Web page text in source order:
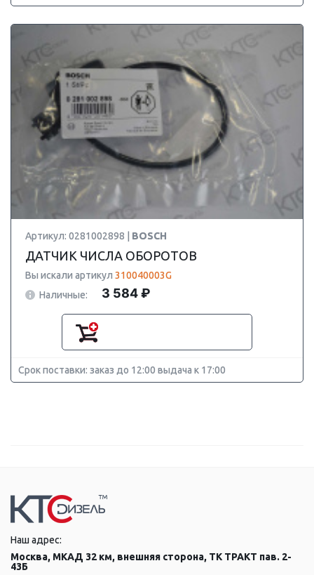
Артикул: 0281002898 | BOSCH
ДАТЧИК ЧИСЛА ОБОРОТОВ
Вы искали артикул 310040003G
Наличные:
3 584 ₽
Срок поставки: заказ до 12:00 выдача к 17:00
Наш адрес:
Москва, МКАД 32 км, внешняя сторона, ТК ТРАКТ пав. 2-
43Б